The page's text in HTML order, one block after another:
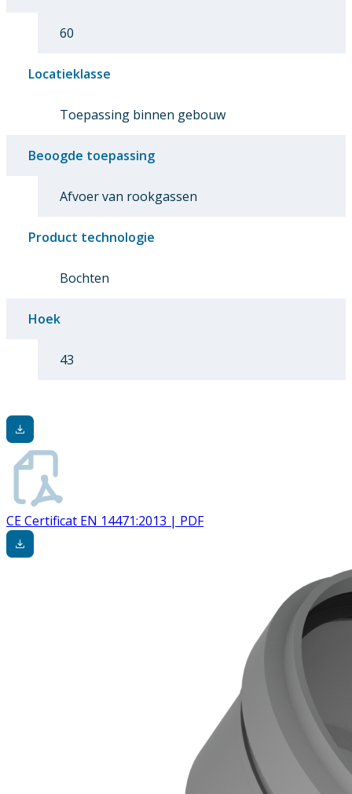
60
Locatieklasse
Toepassing binnen gebouw
Beoogde toepassing
Afvoer van rookgassen
Product technologie
Bochten
Hoek
43
CE Certificat EN 14471:2013 | PDF